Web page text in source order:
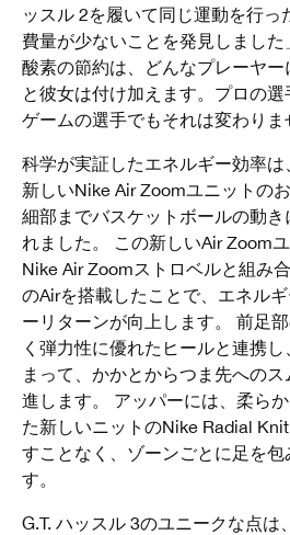
ッスル 2を履いて同じ運動を行っ
費量が少ないことを発見しまし
酸素の節約は、どんなプレーヤ
と彼女は付け加えます。プロの
ゲームの選手でもそれは変わりま
科学が実証したエネルギー効率
新しいNike Air Zoomユニットの
細部までバスケットボールの動き
れました。 この新しいAir Zoom
Nike Air Zoomストロベルと組み
のAirを搭載したことで、エネル
ーリターンが向上します。 前足
く弾力性に優れたヒールと連携
まって、かかとからつま先への
進します。 アッパーには、柔ら
た新しいニットのNike Radial
すことなく、ゾーンごとに足を包
す。
G.T. ハッスル 3のユニークな点は